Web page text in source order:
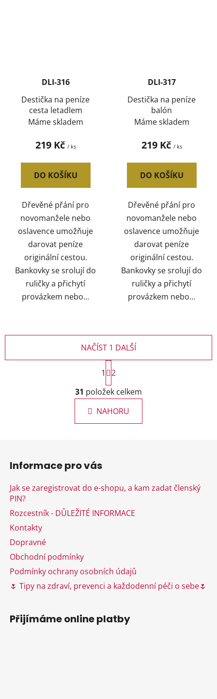
DLI-316
Destička na peníze
cesta letadlem
Máme skladem
219 Kč / ks
DO KOŠÍKU
Dřevěné přání pro
novomanžele nebo
oslavence umožňuje
darovat peníze
originální cestou.
Bankovky se srolují do
ruličky a přichytí
provázkem nebo...
DLI-317
Destička na peníze
balón
Máme skladem
219 Kč / ks
DO KOŠÍKU
Dřevěné přání pro
novomanžele nebo
oslavence umožňuje
darovat peníze
originální cestou.
Bankovky se srolují do
ruličky a přichytí
provázkem nebo...
O
v
l
á
d
v
y
s
u
NAČÍST 1 DALŠÍ
S
t
r
á
n
k
1
2
31 položek celkem
NAHORU
Informace pro vás
Jak se zaregistrovat do e-shopu, a kam zadat členský
PIN?
Rozcestník - DŮLEŽITÉ INFORMACE
Kontakty
Dopravné
Obchodní podmínky
Podmínky ochrany osobních údajů
🌷 Tipy na zdraví, prevenci a každodenní péči o sebe🌷
Přijímáme online platby